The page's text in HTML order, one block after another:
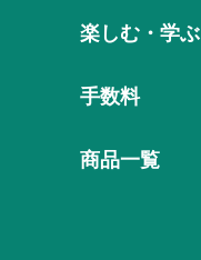
楽しむ・学ぶ
手数料
商品一覧